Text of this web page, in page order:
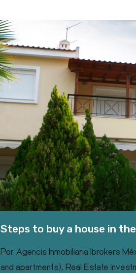
Steps to buy a house in
Por Agencia Inmobiliaria Ibrokers
and apartments), Real Estate